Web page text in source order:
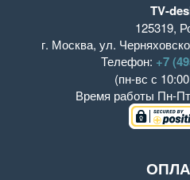
TV-
125319,
г. Москва, ул.
Телефон: +7
(пн-вс с
Время работы Пн-